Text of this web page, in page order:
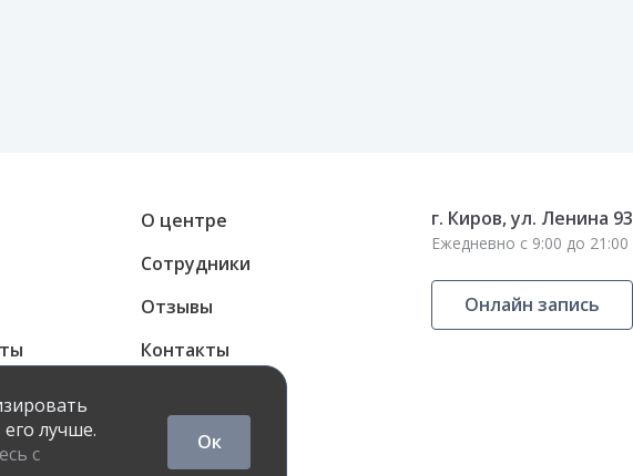
О центре
Сотрудники
Отзывы
Контакты
г. Киров, ул. Ленина 93
Ежедневно с 9:00 до 21:00
Онлайн запись
лучше.
с
Ок